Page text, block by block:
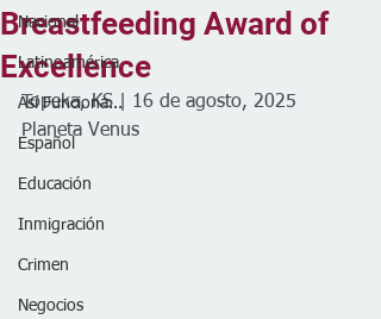
Nacional
Latinoamérica
Así Funciona...
Español
Educación
Inmigración
Crimen
Negocios
Breastfeeding Award of
Excellence
Topeka, KS | 16 de agosto, 2025
Planeta Venus